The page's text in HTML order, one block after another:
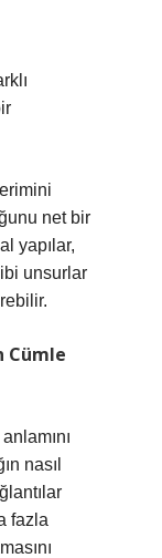
net bir
yapılar,
unsurlar
Cümle
nasıl
fazla